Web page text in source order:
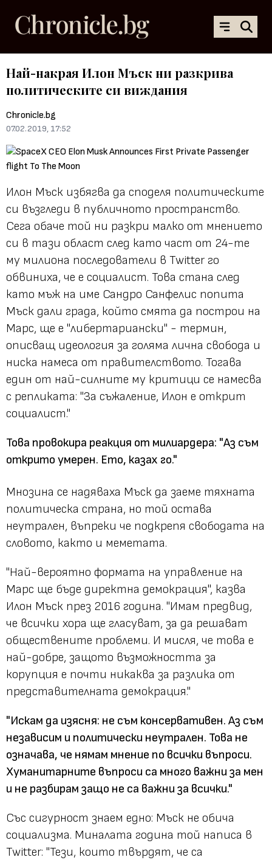
Най-накрая Илон Мъск ни разкрива
политическите си виждания
Chronicle.bg
07.02.2019, 17:52
Илон Мъск избягва да споделя политическите
си възгледи в публичното пространство.
Сега обаче той ни разкри малко от мнението
си в тази област след като част от 24-те
му милиона последователи в Twitter го
обвиниха, че е социалист. Това стана след
като мъж на име Сандро Санфелис попита
Мъск дали града, който смята да построи на
Марс, ще е "либертариански" - термин,
описващ идеология за голяма лична свобода и
ниска намеса от правителството. Тогава
един от най-силните му критици се намесва
с репликата: "За съжаление, Илон е открит
социалист."
Това провокира реакция от милиардера: "Аз съм
открито умерен. Ето, казах го."
Мнозина се надяваха Мъск да заеме тяхната
политическа страна, но той остава
неутрален, въпреки че подкрепя свободата на
словото, както и меметата.
"Най-вероятно формата на управление на
Марс ще бъде директна демокрация", казва
Илон Мъск през 2016 година. "Имам предвид,
че всички хора ще гласуват, за да решават
обществените проблеми. И мисля, че това е
най-добре, защото възможността за
корупция е почти никаква за разлика от
представителната демокрация."
"Искам да изясня: не съм консервативен. Аз съм
независим и политически неутрален. Това не
означава, че нямам мнение по всички въпроси.
Хуманитарните въпроси са много важни за мен
и не разбирам защо не са важни за всички."
Със сигурност знаем едно: Мъск не обича
социализма. Миналата година той написа в
Twitter: "Тези, които твърдят, че са